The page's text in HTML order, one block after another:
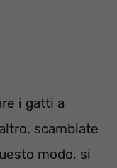
i gatti a
scambiate
modo, si